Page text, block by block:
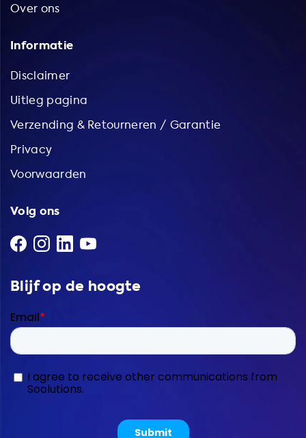
Over ons
Informatie
Disclaimer
Uitleg pagina
Verzending & Retourneren / Garantie
Privacy
Voorwaarden
Volg ons
Blijf op de hoogte